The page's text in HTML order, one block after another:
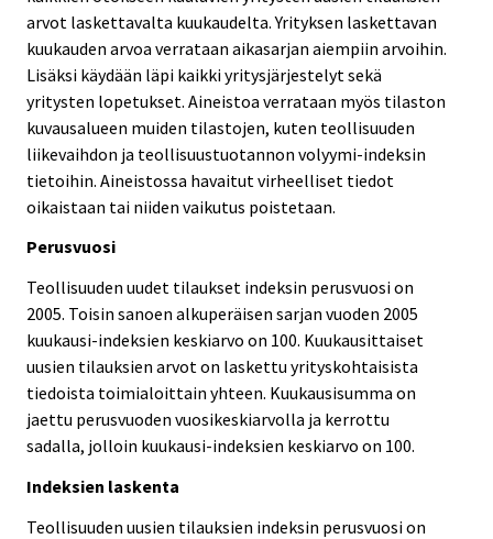
arvot laskettavalta kuukaudelta. Yrityksen laskettavan
kuukauden arvoa verrataan aikasarjan aiempiin arvoihin.
Lisäksi käydään läpi kaikki yritysjärjestelyt sekä
yritysten lopetukset. Aineistoa verrataan myös tilaston
kuvausalueen muiden tilastojen, kuten teollisuuden
liikevaihdon ja teollisuustuotannon volyymi-indeksin
tietoihin. Aineistossa havaitut virheelliset tiedot
oikaistaan tai niiden vaikutus poistetaan.
Perusvuosi
Teollisuuden uudet tilaukset indeksin perusvuosi on
2005. Toisin sanoen alkuperäisen sarjan vuoden 2005
kuukausi-indeksien keskiarvo on 100. Kuukausittaiset
uusien tilauksien arvot on laskettu yrityskohtaisista
tiedoista toimialoittain yhteen. Kuukausisumma on
jaettu perusvuoden vuosikeskiarvolla ja kerrottu
sadalla, jolloin kuukausi-indeksien keskiarvo on 100.
Indeksien laskenta
Teollisuuden uusien tilauksien indeksin perusvuosi on